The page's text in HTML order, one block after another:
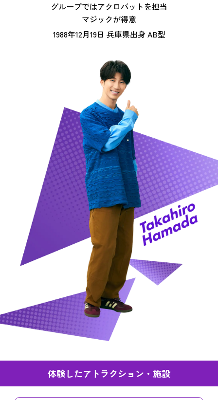
グループではアクロバットを担当
マジックが得意
1988年12月19日 兵庫県出身 AB型
体験したアトラクション・施設